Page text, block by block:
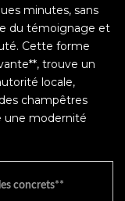
minutes, sans
du témoignage et
Cette forme
trouve un
locale,
champêtres
une modernité
concrets**